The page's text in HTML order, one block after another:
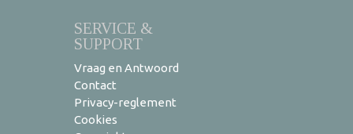
SERVICE &
SUPPORT
Vraag en Antwoord
Contact
Privacy-reglement
Cookies